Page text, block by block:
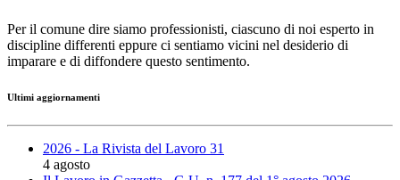
Per il comune dire siamo professionisti, ciascuno di noi esperto in
discipline differenti eppure ci sentiamo vicini nel desiderio di
imparare e di diffondere questo sentimento.
Ultimi aggiornamenti
2026 - La Rivista del Lavoro 31
4 agosto